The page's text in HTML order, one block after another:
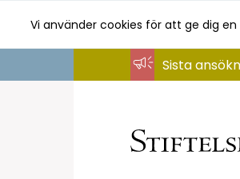
Vi använder cookies för att ge dig
Sista